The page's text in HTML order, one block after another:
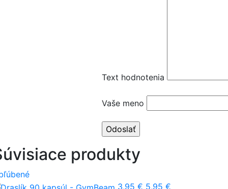
Text hodnotenia
Vaše meno
produkty
3,95 € 5,95 €